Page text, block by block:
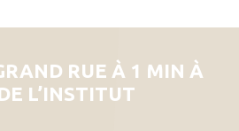
RUE À 1 MIN À
L’INSTITUT